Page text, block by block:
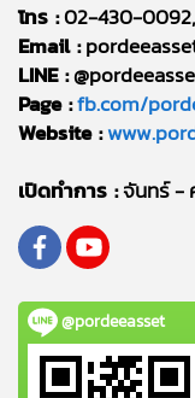
โทร :02-430-
Email :
LINE :
Page :fb.com/
Website :
เปิดทำการ :จันทร์ -
@pordeeasset